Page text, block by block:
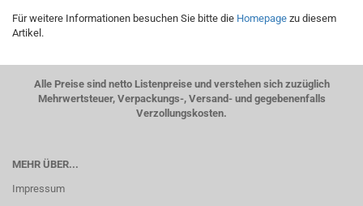
Für weitere Informationen besuchen Sie bitte die Homepage zu diesem
Artikel.
Alle Preise sind netto Listenpreise und verstehen sich zuzüglich
Mehrwertsteuer, Verpackungs-, Versand- und gegebenenfalls
Verzollungskosten.
MEHR ÜBER...
Impressum